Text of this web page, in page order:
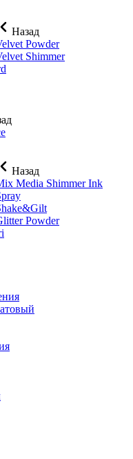
Назад
Powder
Shimmer
Назад
Media Shimmer Ink
Powder